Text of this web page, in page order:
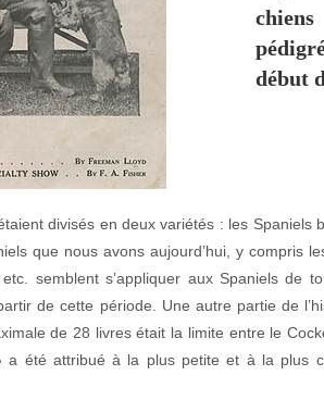
début
divisés en deux variétés : les
que nous avons aujourd’hui, y compris
semblent s’appliquer aux Spaniels de
de cette période. Une autre partie de
de 28 livres était la limite entre le
a été attribué à la plus petite et à la